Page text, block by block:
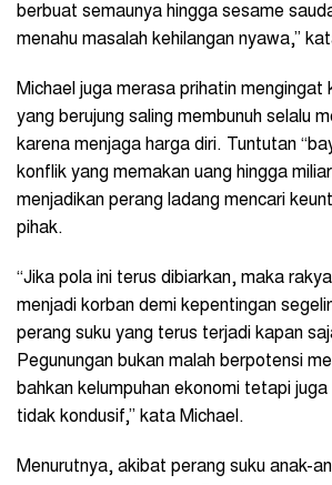
berbuat semaunya hingga sesame
menahu masalah kehilangan nyawa,”
Michael juga merasa prihatin mengingat
yang berujung saling membunuh selalu
karena menjaga harga diri. Tuntutan
konflik yang memakan uang hingga
menjadikan perang ladang mencari
pihak.
“Jika pola ini terus dibiarkan, maka
menjadi korban demi kepentingan
perang suku yang terus terjadi kapan
Pegunungan bukan malah berpotensi
bahkan kelumpuhan ekonomi tetapi
tidak kondusif,” kata Michael.
Menurutnya, akibat perang suku anak-